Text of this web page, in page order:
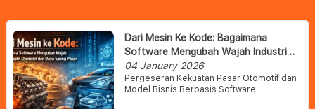
Dari Mesin Ke Kode: Bagaimana
Software Mengubah Wajah Industri
Otomotif Dan Daya Saing Pasar
04 January 2026
Pergeseran Kekuatan Pasar Otomotif dan
Model Bisnis Berbasis Software